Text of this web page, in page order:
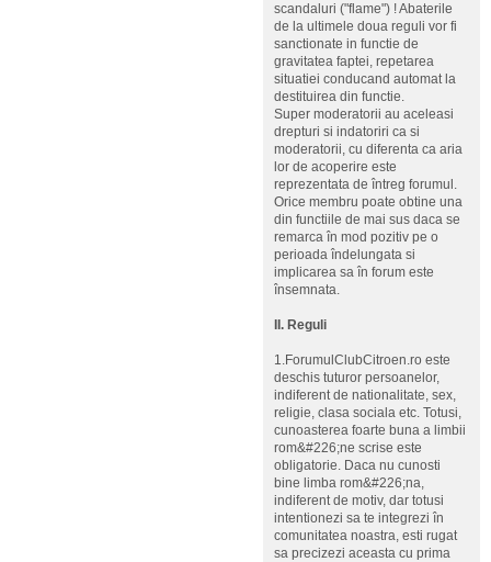
scandaluri ("flame") ! Abaterile
de la ultimele doua reguli vor fi
sanctionate in functie de
gravitatea faptei, repetarea
situatiei conducand automat la
destituirea din functie.
Super moderatorii au aceleasi
drepturi si indatoriri ca si
moderatorii, cu diferenta ca aria
lor de acoperire este
reprezentata de întreg forumul.
Orice membru poate obtine una
din functiile de mai sus daca se
remarca în mod pozitiv pe o
perioada îndelungata si
implicarea sa în forum este
însemnata.
II. Reguli
1.ForumulClubCitroen.ro este
deschis tuturor persoanelor,
indiferent de nationalitate, sex,
religie, clasa sociala etc. Totusi,
cunoasterea foarte buna a limbii
rom&#226;ne scrise este
obligatorie. Daca nu cunosti
bine limba rom&#226;na,
indiferent de motiv, dar totusi
intentionezi sa te integrezi în
comunitatea noastra, esti rugat
sa precizezi aceasta cu prima